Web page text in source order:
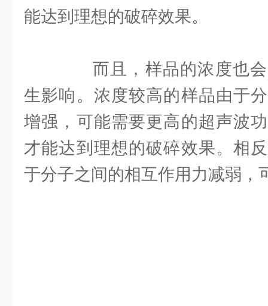
能达到理想的破碎效果。
而且，样品的浓度也会
生影响。浓度较高的样品由于
增强，可能需要更高的超声波
才能达到理想的破碎效果。相
于分子之间的相互作用力减弱，